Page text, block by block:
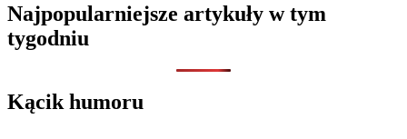
Najpopularniejsze artykuły w tym
tygodniu
Kącik humoru